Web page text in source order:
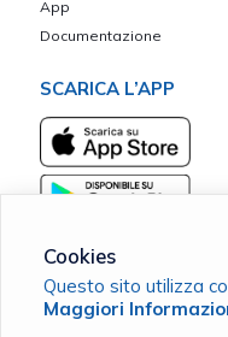
App
Documentazione
SCARICA L’APP
Cookies
Questo sito utilizza
Maggiori